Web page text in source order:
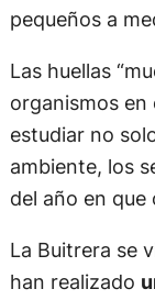
pequeños a
Las huellas
organismos en
estudiar no
ambiente, los
del año en que
La Buitrera se
han realizado